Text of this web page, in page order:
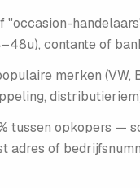
contante of
merken
tussen opkopers —
adres of